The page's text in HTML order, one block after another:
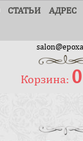
СТАТЬИ АДРЕС
Корзина: 0